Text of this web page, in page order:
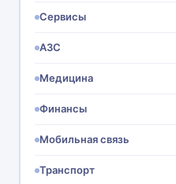
Сервисы
АЗС
Медицина
Финансы
Мобильная связь
Транспорт